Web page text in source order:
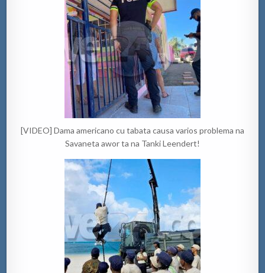
[VIDEO] Dama americano cu tabata causa varios problema na
Savaneta awor ta na Tanki Leendert!